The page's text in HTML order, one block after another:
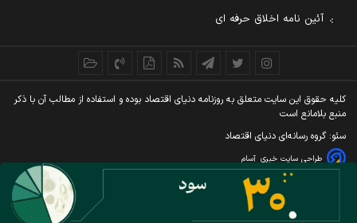
آئین نامه اخلاق حرفه ای
کليه حقوق اين سايت متعلق به روزنامه دنيای اقتصاد بوده و استفاده از مطالب آن با ذکر
منبع بلامانع است
سئو: گروه رسانه‌ای دنیای اقتصاد
طراحی سایت خبری آسام